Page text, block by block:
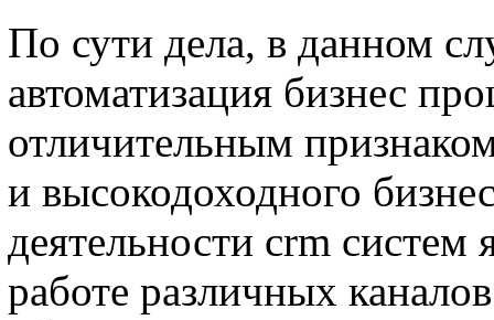
По сути дела, в данном
автоматизация бизнес
отличительным
и высокодоходного
деятельности crm систем
работе различных